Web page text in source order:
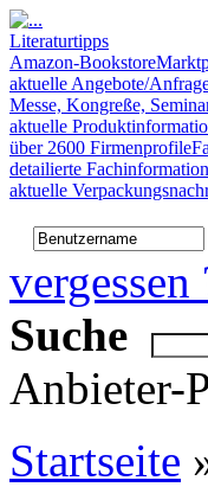
Literaturtipps
Amazon-Bookstore
aktuelle Angebote/
Messe, Kongreße,
aktuelle
über 2600 Firmenprofile
detailierte
aktuelle
vergessen
Suche
Anbieter-
Startseite